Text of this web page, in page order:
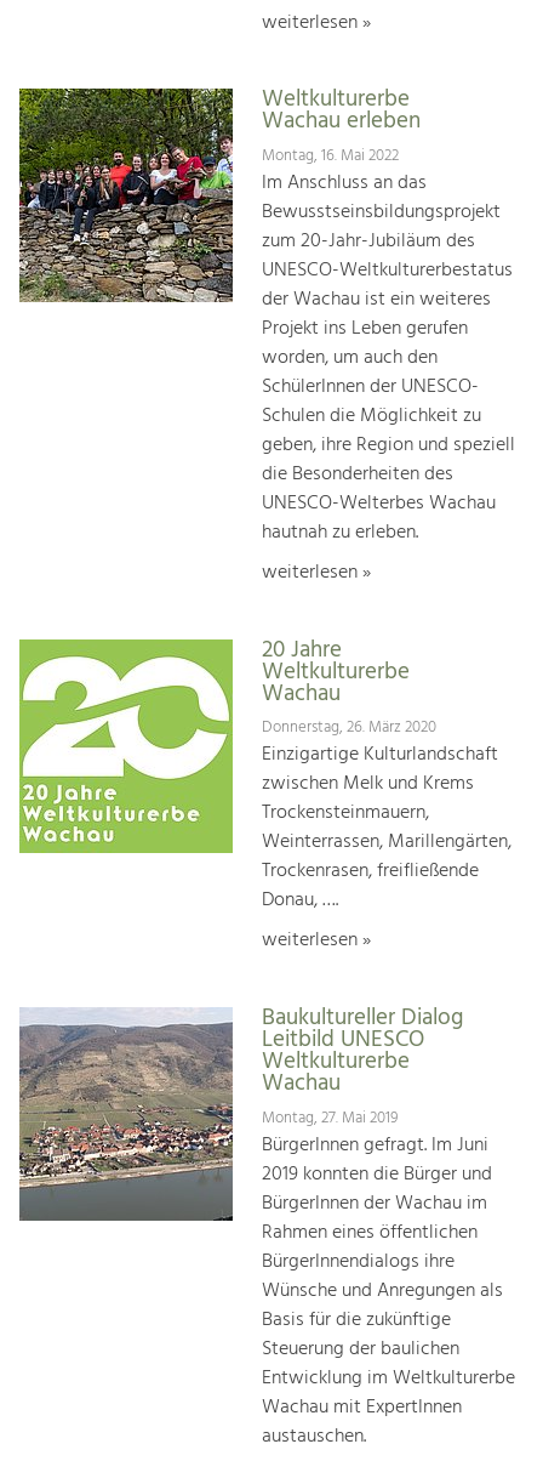
weiterlesen »
Weltkulturerbe
Wachau erleben
Montag, 16. Mai 2022
Im Anschluss an das
Bewusstseinsbildungsprojekt
zum 20-Jahr-Jubiläum des
UNESCO-Weltkulturerbestatus
der Wachau ist ein weiteres
Projekt ins Leben gerufen
worden, um auch den
SchülerInnen der UNESCO-
Schulen die Möglichkeit zu
geben, ihre Region und speziell
die Besonderheiten des
UNESCO-Welterbes Wachau
hautnah zu erleben.
weiterlesen »
20 Jahre
Weltkulturerbe
Wachau
Donnerstag, 26. März 2020
Einzigartige Kulturlandschaft
zwischen Melk und Krems
Trockensteinmauern,
Weinterrassen, Marillengärten,
Trockenrasen, freifließende
Donau, ….
weiterlesen »
Baukultureller Dialog
Leitbild UNESCO
Weltkulturerbe
Wachau
Montag, 27. Mai 2019
BürgerInnen gefragt. Im Juni
2019 konnten die Bürger und
BürgerInnen der Wachau im
Rahmen eines öffentlichen
BürgerInnendialogs ihre
Wünsche und Anregungen als
Basis für die zukünftige
Steuerung der baulichen
Entwicklung im Weltkulturerbe
Wachau mit ExpertInnen
austauschen.